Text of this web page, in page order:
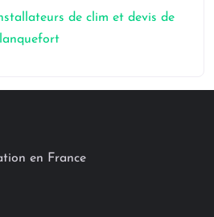
de clim et devis de
en France